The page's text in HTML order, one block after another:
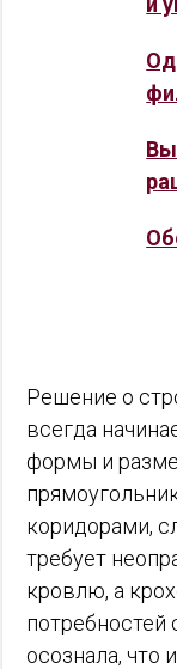
Решение о
всегда
формы и
коридорами,
требует
кровлю, а
потребностей
осознала, что